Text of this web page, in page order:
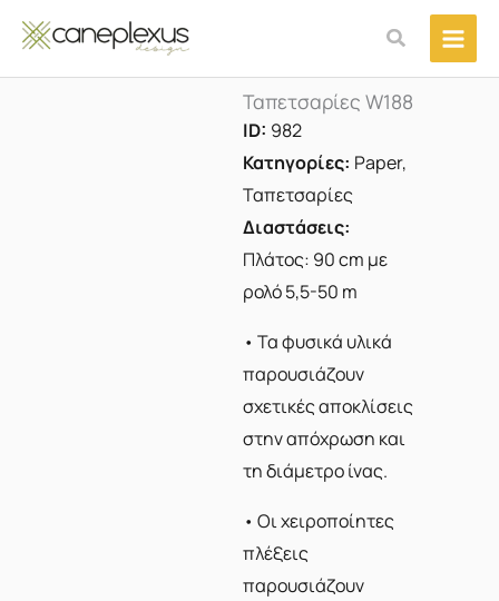
στο
περιεχόμενο
Αναζήτηση
Ταπετσαρίες W188
ID: 982
Κατηγορίες: Paper,
Ταπετσαρίες
Διαστάσεις:
Πλάτος: 90 cm με
ρολό 5,5-50 m
• Τα φυσικά υλικά
παρουσιάζουν
σχετικές αποκλίσεις
στην απόχρωση και
τη διάμετρο ίνας.
• Οι χειροποίητες
πλέξεις
παρουσιάζουν